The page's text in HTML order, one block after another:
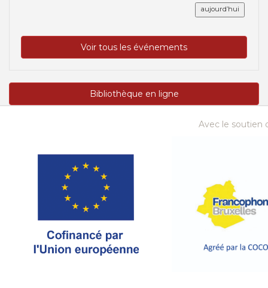
aujourd’hui
Voir tous les événements
Bibliothèque en ligne
Avec le soutien